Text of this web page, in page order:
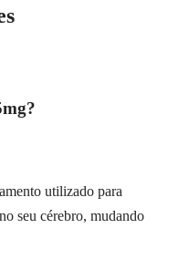
utilizado para
seu cérebro, mudando